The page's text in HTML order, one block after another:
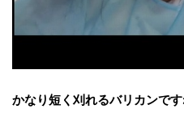
かなり短く刈れるバリカンで